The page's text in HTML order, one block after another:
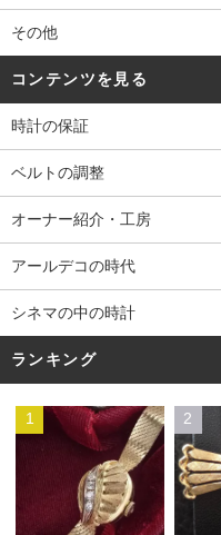
その他
コンテンツを見る
時計の保証
ベルトの調整
オーナー紹介・工房
アールデコの時代
シネマの中の時計
ランキング
1 2